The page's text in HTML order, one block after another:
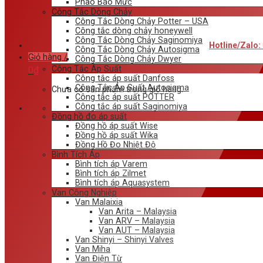
Hotline/Zalo:
Giỏ hàng /
0₫
Chưa có sản phẩm trong giỏ hàng.
Phao Báo Mức
Công Tắc Dòng Chảy
Công Tắc Dòng Chảy Potter – USA
Công tắc dòng chảy honeywell
Công Tắc Dòng Chảy Saginomiya
Công Tắc Dòng Chảy Autosigma
Công Tắc Dòng Chảy Dwyer
Công Tắc Áp Suất
Công tắc áp suất Danfoss
Công Tắc Áp Suất Autosigma
Công tắc áp suất POTTER
Công tắc áp suất Saginomiya
Đồng hồ đo áp suất
Đồng hồ áp suất Wise
Đồng hồ áp suất Wika
Đồng Hồ Đo Nhiệt Độ
Bình Tích Áp
Bình tích áp Varem
Bình tích áp Zilmet
Bình tích áp Aquasystem
Van Công Nghiệp
Van Malaixia
Van Arita – Malaysia
Van ARV – Malaysia
Van AUT – Malaysia
Van Shinyi – Shinyi Valves
Van Miha
Van Điện Từ